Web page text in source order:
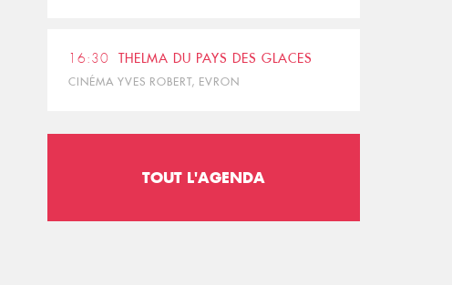
16:30 THELMA DU PAYS DES GLACES
CINÉMA YVES ROBERT, EVRON
TOUT L'AGENDA